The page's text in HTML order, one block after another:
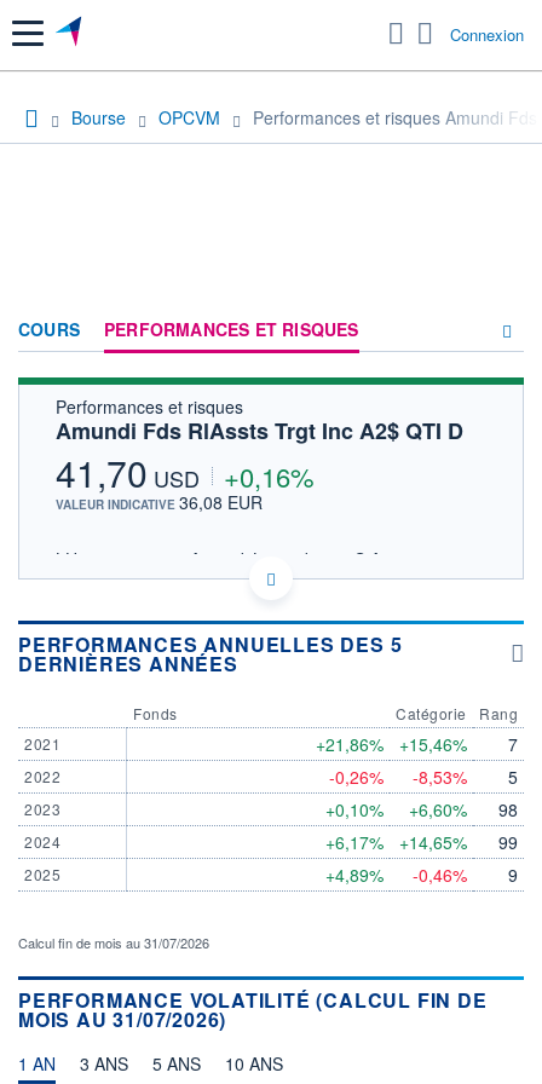
Menu Connexion
Bourse OPCVM Performances et risques Amundi
COURS PERFORMANCES ET RISQUES
Performances et risques
Amundi Fds RlAssts Trgt Inc A2$ QTI D
41,70 USD +0,16%
VALEUR INDICATIVE 36,08 EUR
LU1883866524 - Amundi Luxembourg S.A.
OPCVM DERNIER COURS CONNU AU 06/08/2026
03/12 07/04 05/08
40
CATÉGORIE MORNINGSTAR
Allocation USD Modérée
ÉLIGIBILITÉ
PEA PEA-PME BOURSOVIE LUX
BOURSOVIE
CTO BUSINESS
PERFORMANCES ANNUELLES DES 5
DERNIÈRES ANNÉES
2021
2022
2023
2024
2025
Fonds
+21,86%
-0,26%
+0,10%
+6,17%
+4,89%
Catégorie
+15,46%
-8,53%
+6,60%
+14,65%
-0,46%
Rang
7
5
98
99
9
Calcul fin de mois au 31/07/2026
PERFORMANCE VOLATILITÉ (CALCUL FIN DE
MOIS AU 31/07/2026)
1 AN 3 ANS 5 ANS 10 ANS